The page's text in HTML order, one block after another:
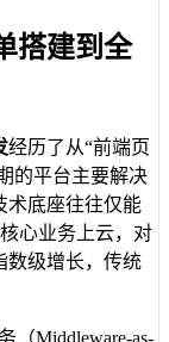
搭建到全
经历了从“前端页
的平台主要解决
术底座往往仅能
心业务上云，对
数级增长，传统